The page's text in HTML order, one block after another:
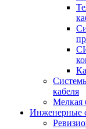
кабеля
Мелкая
Инженерные